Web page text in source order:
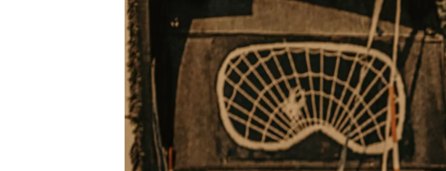
drevdal